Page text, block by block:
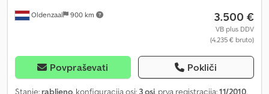
Oldenzaal 900 km 3.500 €
VB plus DDV
(4.235 € bruto)
Povpraševati Pokliči
Stanje: rabljeno, konfiguracija osi: 3 osi, prva registracija:11/2010,